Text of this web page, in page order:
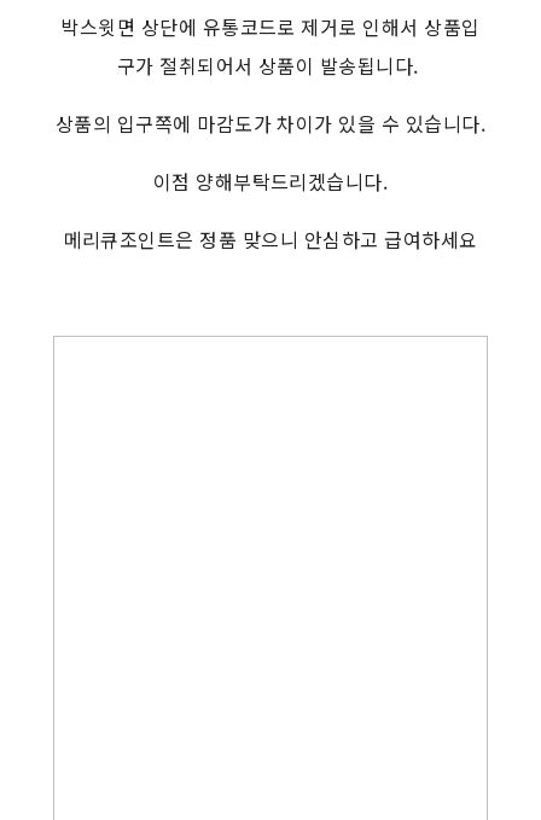
박스윗면 상단에 유통코드로 제거로 인해서 상품입
구가 절취되어서 상품이 발송됩니다.
상품의 입구쪽에 마감도가 차이가 있을 수 있습니다.
이점 양해부탁드리겠습니다.
메리큐조인트은 정품 맞으니 안심하고 급여하세요